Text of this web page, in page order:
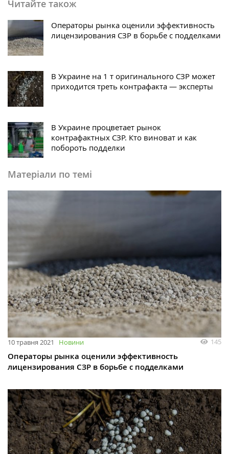
Читайте також
Операторы рынка оценили эффективность
лицензирования СЗР в борьбе с подделками
В Украине на 1 т оригинального СЗР может
приходится треть контрафакта — эксперты
В Украине процветает рынок
контрафактных СЗР. Кто виноват и как
побороть подделки
Матеріали по темі
10 травня 2021 Новини 145
Операторы рынка оценили эффективность
лицензирования СЗР в борьбе с подделками